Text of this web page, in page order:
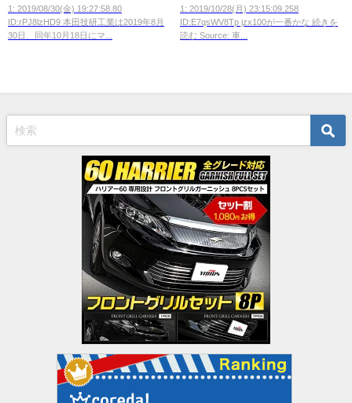
スタイルの新グレード「クロス
ター」登場
1: 2019/08/30(金) 19:27:58.80
ID:rPJ8lzHD9 本田技研工業は2019年8月
30日、同年10月18日にマ...
1: 2019/10/28(月) 23:15:09.258
ID:E7qsWV8Tp jzx100が一番かな 続きを
読む Source: 車...